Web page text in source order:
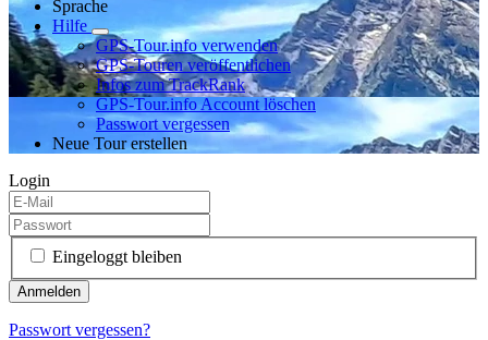
Sprache
Hilfe
GPS-Tour.info verwenden
GPS-Touren veröffentlichen
Infos zum TrackRank
GPS-Tour.info Account löschen
Passwort vergessen
Neue Tour erstellen
Login
Eingeloggt bleiben
Passwort vergessen?